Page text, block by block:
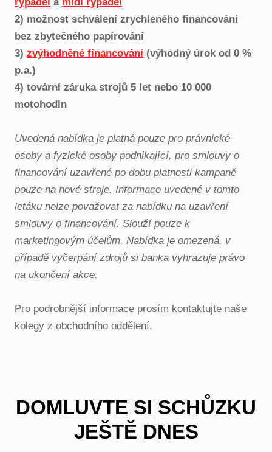
2) možnost schválení zrychleného financování
bez zbytečného papírování
3) zvýhodněné financování (výhodný úrok od 0 %
p.a.)
4) tovární záruka strojů 5 let nebo 10 000
motohodin
Uvedená nabídka je platná pouze pro právnické
osoby a fyzické osoby podnikající, pro smlouvy o
financování uzavřené po dobu platnosti kampaně
pouze na nové stroje. Informace uvedené v tomto
letáku nelze považovat za nabídku na uzavření
smlouvy o financování. Slouží pouze k
marketingovým účelům. Nabídka je omezená, v
případě vyčerpání zdrojů si banka vyhrazuje právo
na ukončení akce.
Pro podrobnější informace prosím kontaktujte naše
kolegy z obchodního oddělení.
DOMLUVTE SI SCHŮZKU
JEŠTĚ DNES